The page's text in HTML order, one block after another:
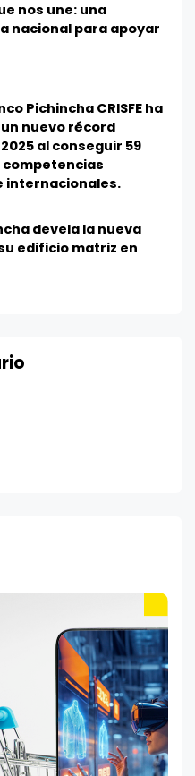
nos une: una
nacional para apoyar
Pichincha CRISFE ha
nuevo récord
al conseguir 59
competencias
internacionales.
devela la nueva
edificio matriz en